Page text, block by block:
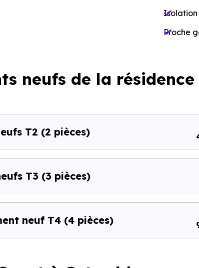
Proche
neufs de la résidence
T2 (2 pièces)
T3 (3 pièces)
neuf T4 (4 pièces)